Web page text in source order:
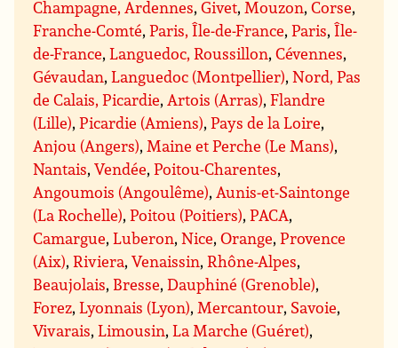
Champagne, Ardennes,Givet, Mouzon,Corse,
Franche-Comté,Paris, Île-de-France,Paris,Île-
de-France,Languedoc, Roussillon,Cévennes,
Gévaudan,Languedoc (Montpellier),Nord, Pas
de Calais, Picardie, Artois (Arras),Flandre
(Lille),Picardie (Amiens),Pays de la Loire,
Anjou (Angers), Maine et Perche (Le Mans),
Nantais,Vendée,Poitou-Charentes,
Angoumois (Angoulême), Aunis-et-Saintonge
(La Rochelle),Poitou (Poitiers),PACA,
Camargue,Luberon,Nice,Orange,Provence
(Aix),Riviera,Venaissin,Rhône-Alpes,
Beaujolais, Bresse,Dauphiné (Grenoble),
Forez,Lyonnais (Lyon), Mercantour, Savoie,
Vivarais,Limousin,La Marche (Guéret),